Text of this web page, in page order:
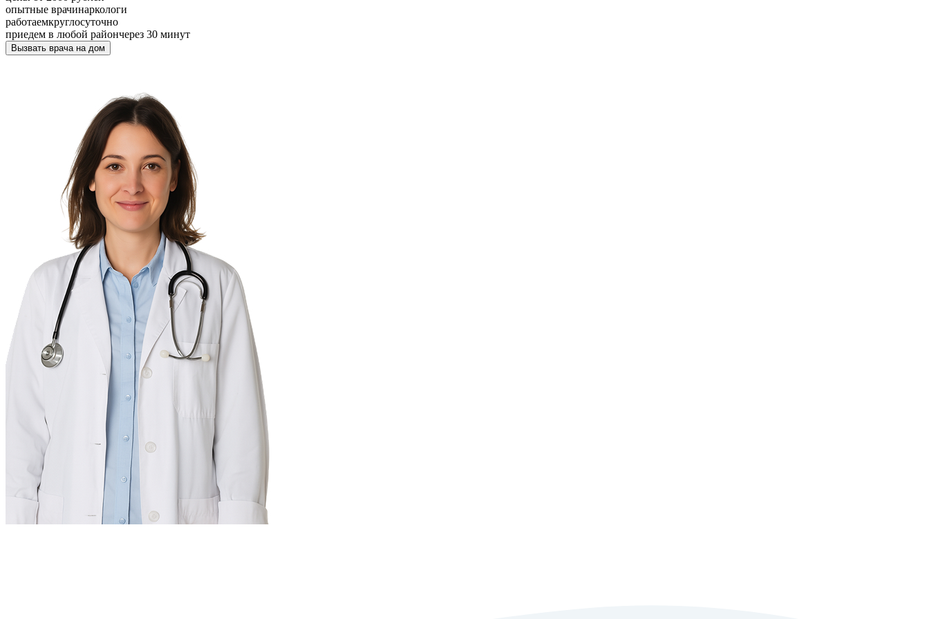
опытные врачинаркологи
работаемкруглосуточно
приедем в любой райончерез 30 минут
Вызвать врача на дом